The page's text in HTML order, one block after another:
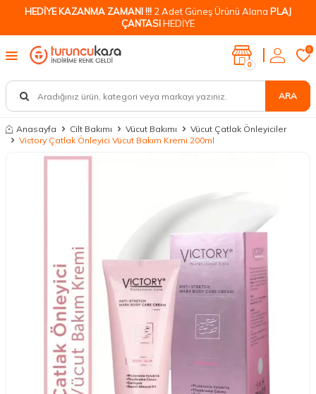
HEDİYE KAZANMA ZAMANI !!! 2 Adet Güneş Ürünü Alana PLAJ
ÇANTASIHEDİYE
ARA
0
0
Anasayfa Cilt Bakımı Vücut Bakımı
Vücut Çatlak Önleyiciler
Victory Çatlak Önleyici Vücut Bakım Kremi 200ml